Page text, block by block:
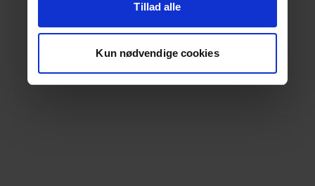
Tillad alle
Kun nødvendige cookies